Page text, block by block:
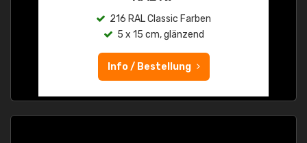
216 RAL Classic Farben
5 x 15 cm, glänzend
Info / Bestellung